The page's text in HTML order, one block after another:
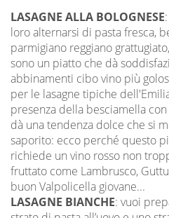
LASAGNE ALLA BOLOGNESE
loro alternarsi di pasta fresca,
parmigiano reggiano
sono un piatto che dà
abbinamenti cibo vino più
per le lasagne tipiche
presenza della besciamella
dà una tendenza dolce che si
saporito: ecco perché questo
richiede un vino rosso non
fruttato come Lambrusco,
buon Valpolicella giovane...
LASAGNE BIANCHE: vuoi